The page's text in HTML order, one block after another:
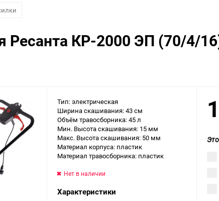
Выберите
Выберите
Выберите
Ресанта КР-2000 ЭП (70/4/
Тип: электрическая
Ширина скашивания: 43 см
Объём травосборника: 45 л
Мин. Высота скашивания: 15 мм
Макс. Высота скашивания: 50 мм
Материал корпуса: пластик
Материал травосборника: пластик
Нет в наличии
Характеристики